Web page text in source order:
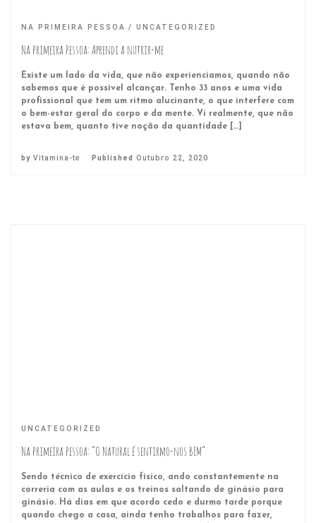
NA PRIMEIRA PESSOA UNCATEGORIZED
Na Primeira Pessoa: Aprendi a nutrir-me
Existe um lado da vida, que não experienciamos, quando não
sabemos que é possível alcançar. Tenho 33 anos e uma vida
profissional que tem um ritmo alucinante, o que interfere com
o bem-estar geral do corpo e da mente. Vi realmente, que não
estava bem, quanto tive noção da quantidade […]
by Vitamina-te Published Outubro 22, 2020
UNCATEGORIZED
Na Primeira Pessoa: “O Natural é sentirmo-nos BEM”
Sendo técnico de exercício físico, ando constantemente na
correria com as aulas e os treinos saltando de ginásio para
ginásio. Há dias em que acordo cedo e durmo tarde porque
quando chego a casa, ainda tenho trabalhos para fazer,